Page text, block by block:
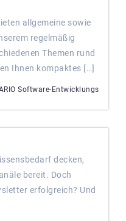
allgemeine sowie
regelmäßig
Themen rund
Ihnen kompaktes […]
Software-Entwicklungs
decken,
bereit. Doch
erfolgreich? Und